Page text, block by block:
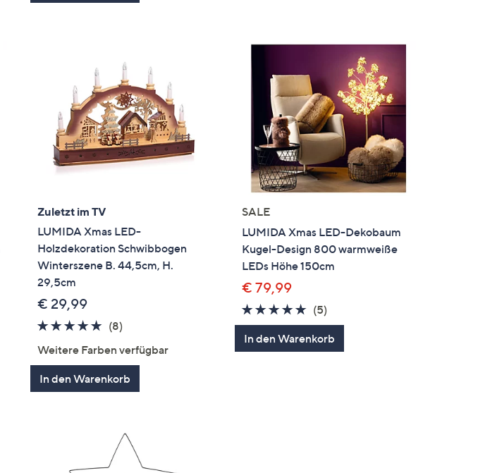
Zuletzt im TV
LUMIDA Xmas LED-
Holzdekoration Schwibbogen
Winterszene B. 44,5cm, H.
29,5cm
€ 29,99
4.8
5
(8)
Weitere Farben verfügbar
In den Warenkorb
SALE
LUMIDA Xmas LED-Dekobaum
Kugel-Design 800 warmweiße
LEDs Höhe 150cm
€ 79,99
4.6
von
5
(5)
Bewertungen
In den Warenkorb